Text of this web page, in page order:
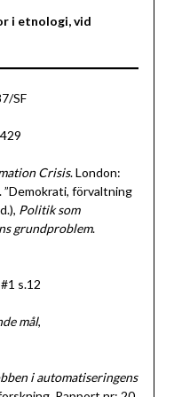
i etnologi, vid
SF
Crisis. London:
förvaltning
Politik som
grundproblem.
s.12
mål,
i automatiseringens